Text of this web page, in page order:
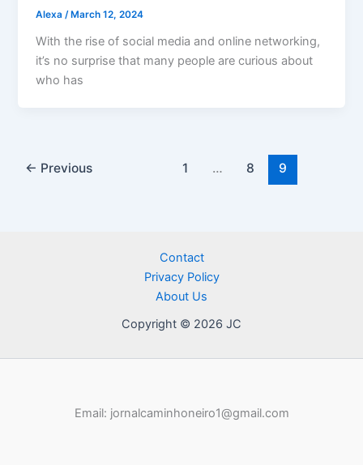
Alexa/ March 12, 2024
With the rise of social media and online networking,
it’s no surprise that many people are curious about
who has
← Previous 1 … 8 9
Contact
Privacy Policy
About Us
Copyright © 2026 JC
Email: jornalcaminhoneiro1@gmail.com